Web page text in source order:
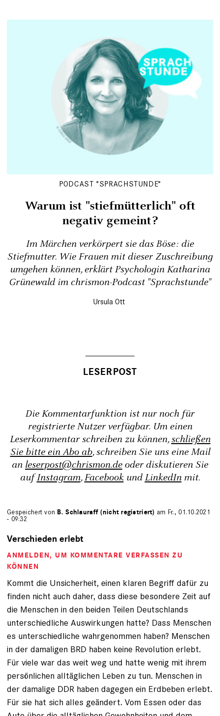
PODCAST "SPRACHSTUNDE"
Warum ist "stiefmütterlich" oft
negativ gemeint?
Im Märchen verkörpert sie das Böse: die
Stiefmutter. Wie Frauen mit dieser Zuschreibung
umgehen können, erklärt Psychologin Katharina
Grünewald im chrismon-Podcast "Sprachstunde"
Ursula Ott
Die Kommentarfunktion ist nur noch für
registrierte Nutzer verfügbar. Um einen
Leserkommentar schreiben zu können,schließen
Sie bitte ein Abo ab, schreiben Sie uns eine Mail
an leserpost@chrismon.de oder diskutieren Sie
aufInstagram,FacebookundLinkedInmit.
Gespeichert von B. Schlauraff (nicht registriert) am Fr., 01.10.2021
- 09:32
Verschieden erlebt
ANMELDEN, UM KOMMENTARE VERFASSEN ZU
KÖNNEN
Kommt die Unsicherheit, einen klaren Begriff dafür zu
finden nicht auch daher, dass diese besondere Zeit auf
die Menschen in den beiden Teilen Deutschlands
unterschiedliche Auswirkungen hatte? Dass Menschen
es unterschiedliche wahrgenommen haben? Menschen
in der damaligen BRD haben keine Revolution erlebt.
Für viele war das weit weg und hatte wenig mit ihrem
persönlichen alltäglichen Leben zu tun. Menschen in
der damalige DDR haben dagegen ein Erdbeben erlebt.
Für sie hat sich alles geändert. Vom Essen oder das